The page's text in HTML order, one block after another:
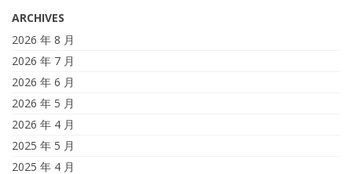
ARCHIVES
2026 年 8 月
2026 年 7 月
2026 年 6 月
2026 年 5 月
2026 年 4 月
2025 年 5 月
2025 年 4 月